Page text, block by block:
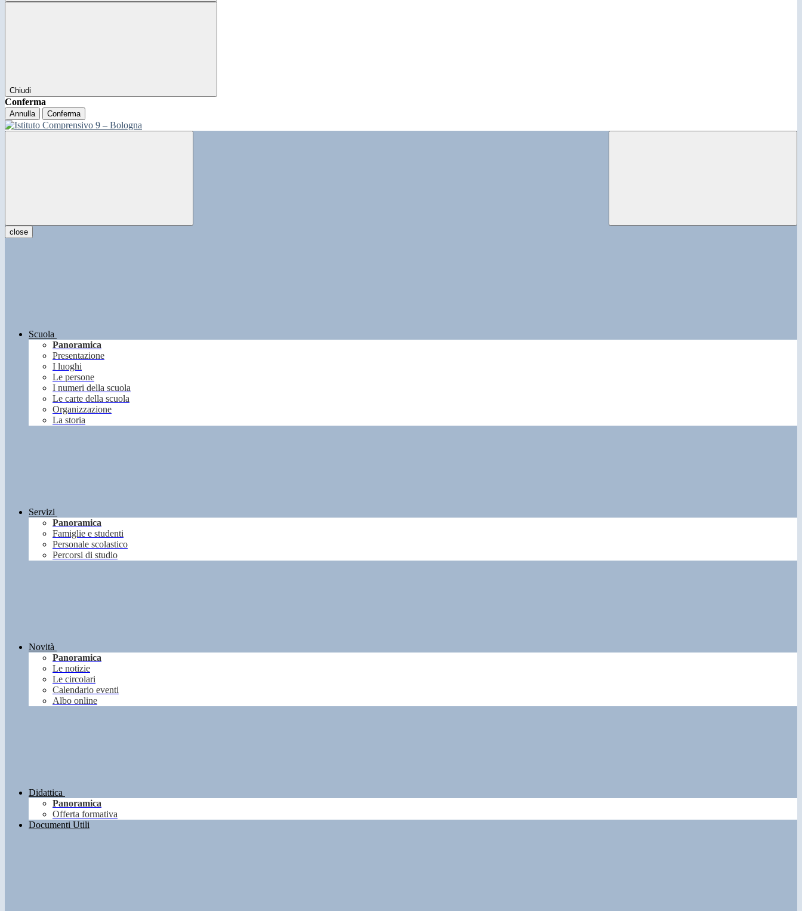
Chiudi
Conferma
Annulla Conferma
close
Scuola
Panoramica
Presentazione
I luoghi
Le persone
I numeri della scuola
Le carte della scuola
Organizzazione
La storia
Servizi
Panoramica
Famiglie e studenti
Personale scolastico
Percorsi di studio
Novità
Panoramica
Le notizie
Le circolari
Calendario eventi
Albo online
Didattica
Panoramica
Offerta formativa
Documenti Utili